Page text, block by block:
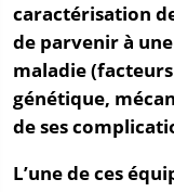
caractérisation
de parvenir à
maladie
génétique,
de ses
L’une de ces